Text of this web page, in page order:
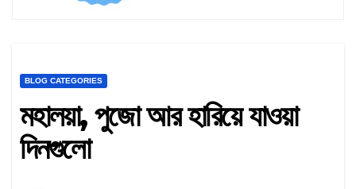
BLOG CATEGORIES
মহালয়া, পুজো আর হারিয়ে যাওয়া
দিনগুলো